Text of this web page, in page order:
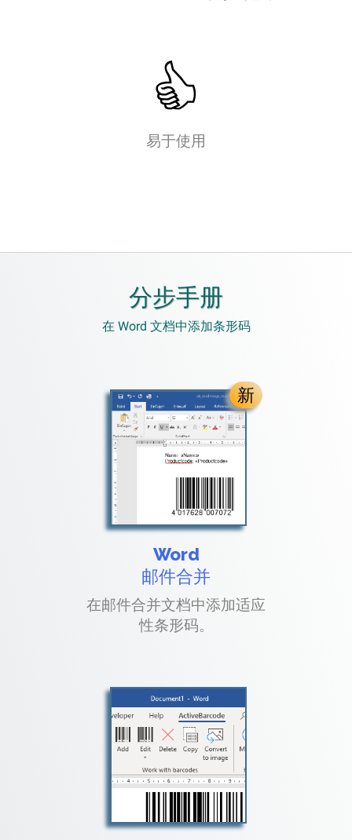
易于使用
分步手册
在 Word 文档中添加条形码
新
Word
邮件合并
在邮件合并文档中添加适应
性条形码。